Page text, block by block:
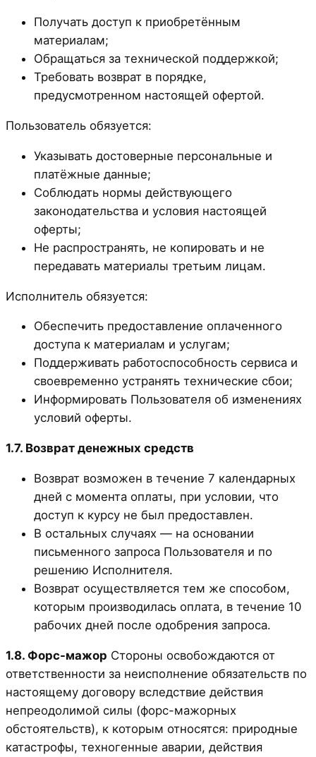
Получать доступ к приобретённым
материалам;
Обращаться за технической поддержкой;
Требовать возврат в порядке,
предусмотренном настоящей офертой.
Пользователь обязуется:
Указывать достоверные персональные и
платёжные данные;
Соблюдать нормы действующего
законодательства и условия настоящей
оферты;
Не распространять, не копировать и не
передавать материалы третьим лицам.
Исполнитель обязуется:
Обеспечить предоставление оплаченного
доступа к материалам и услугам;
Поддерживать работоспособность сервиса и
своевременно устранять технические сбои;
Информировать Пользователя об изменениях
условий оферты.
1.7. Возврат денежных средств
Возврат возможен в течение 7 календарных
дней с момента оплаты, при условии, что
доступ к курсу не был предоставлен.
В остальных случаях — на основании
письменного запроса Пользователя и по
решению Исполнителя.
Возврат осуществляется тем же способом,
которым производилась оплата, в течение 10
рабочих дней после одобрения запроса.
1.8. Форс-мажор Стороны освобождаются от
ответственности за неисполнение обязательств по
настоящему договору вследствие действия
непреодолимой силы (форс-мажорных
обстоятельств), к которым относятся: природные
катастрофы, техногенные аварии, действия